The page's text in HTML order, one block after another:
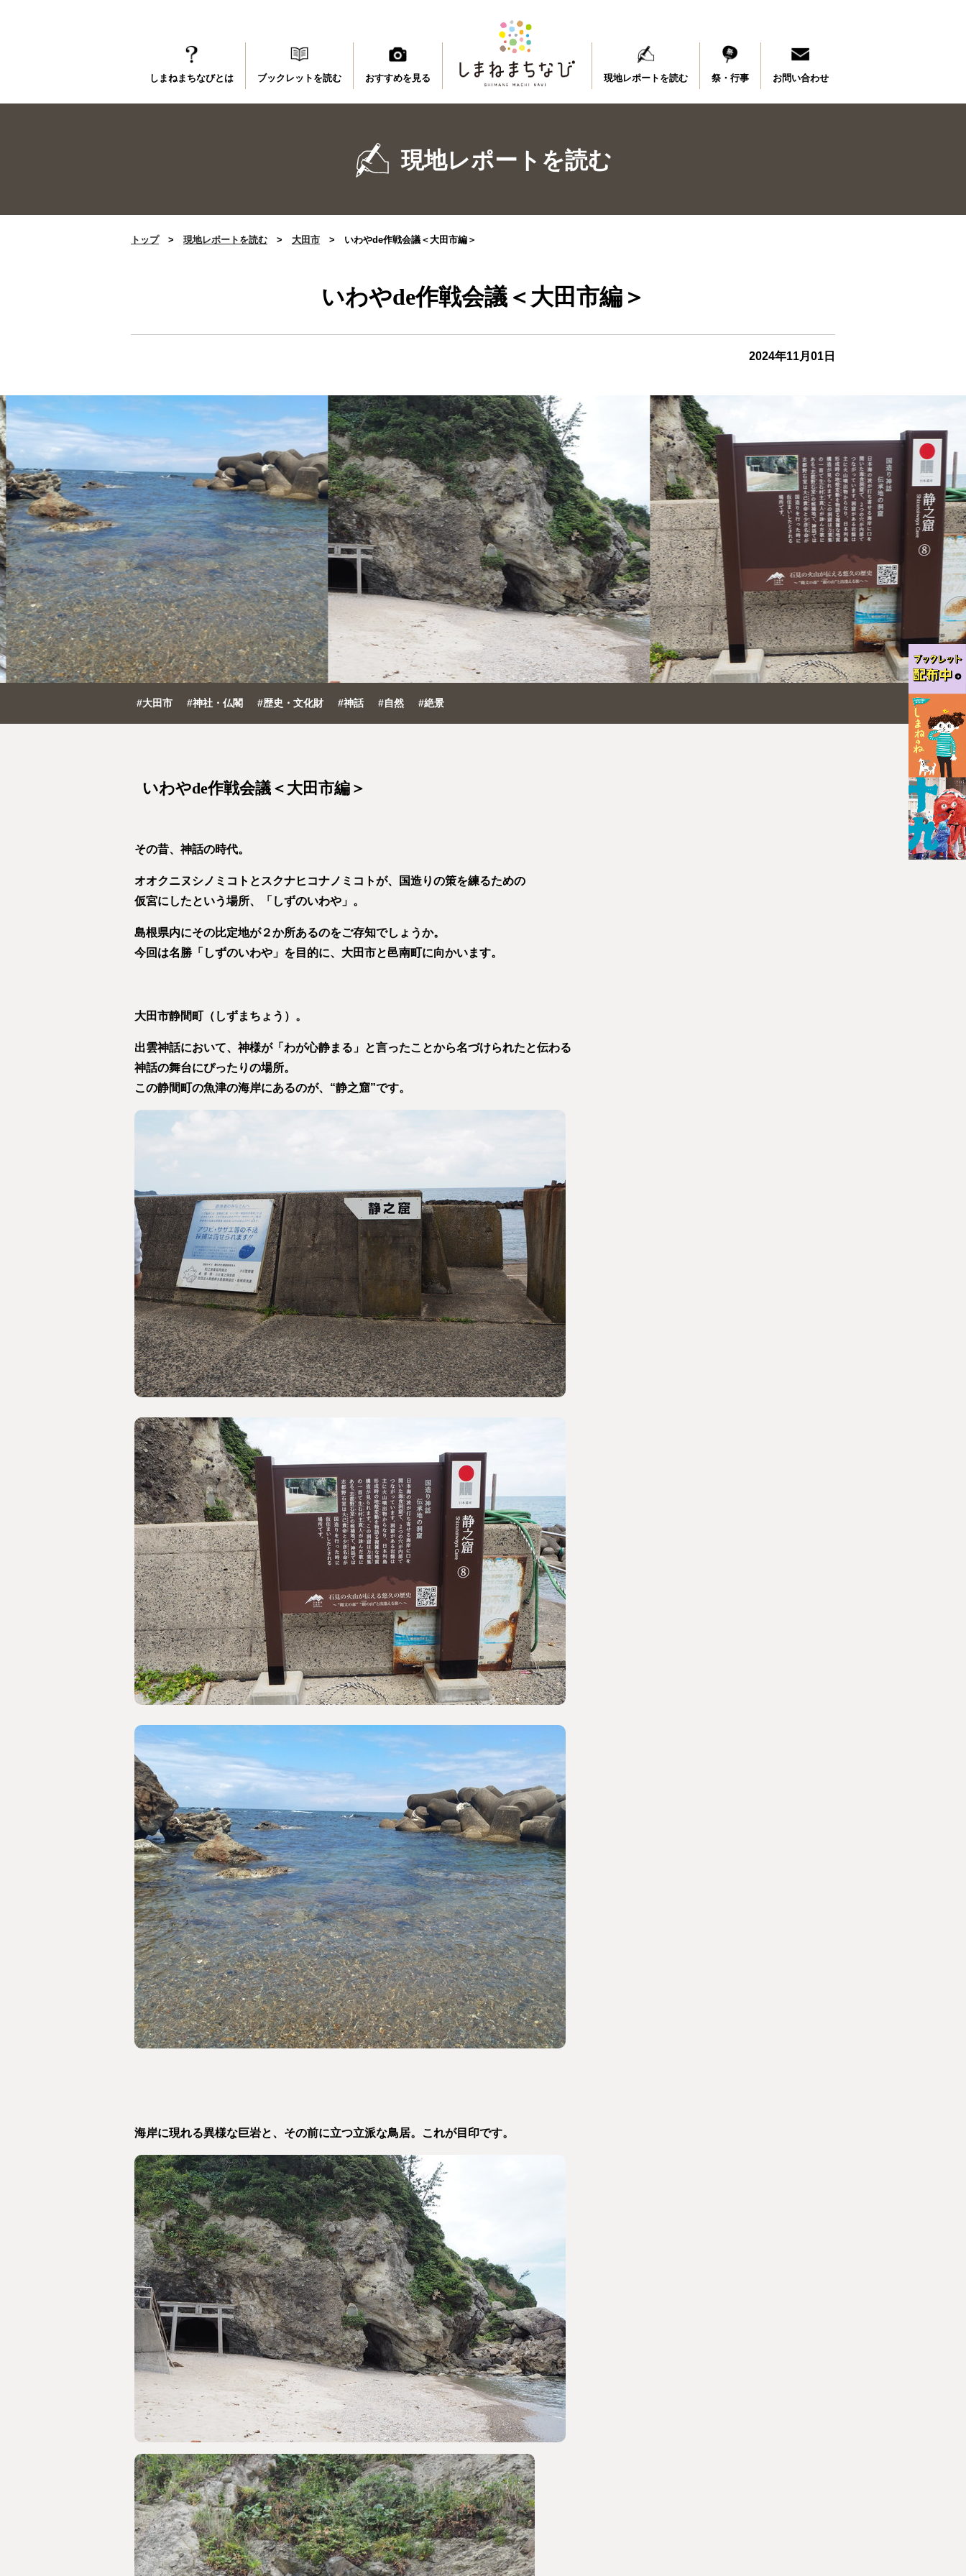
しまねまちなびとは ブックレットを読む おすすめを見る 現地レポートを読む 祭・行事 お問い合わせ
現地レポートを読む
トップ> 現地レポートを読む > 大田市 > いわやde作戦会議＜大田市編＞
いわやde作戦会議＜大田市編＞
2024年11月01日
#大田市 #神社・仏閣 #歴史・文化財 #神話 #自然 #絶景
いわやde作戦会議＜大田市編＞
その昔、神話の時代。
オオクニヌシノミコトとスクナヒコナノミコトが、国造りの策を練るための
仮宮にしたという場所、「しずのいわや」。
島根県内にその比定地が２か所あるのをご存知でしょうか。
今回は名勝「しずのいわや」を目的に、大田市と邑南町に向かいます。
大田市静間町（しずまちょう）。
出雲神話において、神様が「わが心静まる」と言ったことから名づけられたと伝わる
神話の舞台にぴったりの場所。
この静間町の魚津の海岸にあるのが、“静之窟”です。
海岸に現れる異様な巨岩と、その前に立つ立派な鳥居。これが目印です。